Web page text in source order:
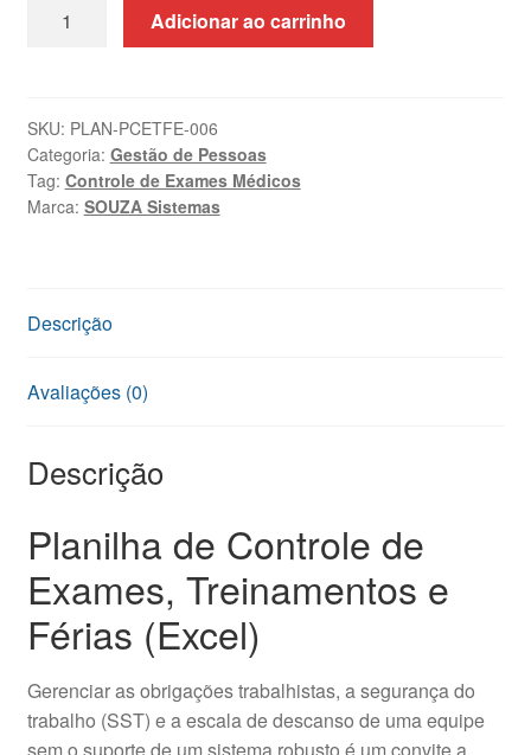
Exames,
Treinamentos
e
Férias
Adicionar ao carrinho
SKU: PLAN-PCETFE-006
Categoria: Gestão de Pessoas
Tag: Controle de Exames Médicos
Marca: SOUZA Sistemas
Descrição
Avaliações (0)
Descrição
Planilha de Controle de
Exames, Treinamentos e
Férias (Excel)
Gerenciar as obrigações trabalhistas, a segurança do
trabalho (SST) e a escala de descanso de uma equipe